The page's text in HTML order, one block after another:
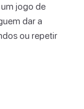
jogo de
dar a
ou repetir